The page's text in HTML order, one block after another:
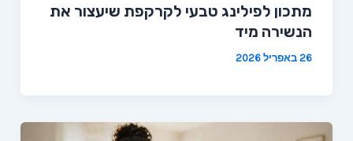
מתכון לפילינג טבעי לקרקפת שיעצור את
הנשירה מיד
26 באפריל 2026